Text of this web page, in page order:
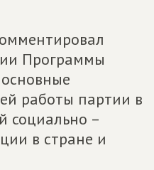
Программы
работы партии в
социально –
в стране и